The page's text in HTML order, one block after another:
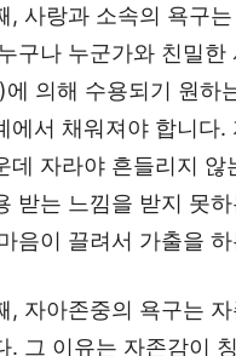
, 사랑과 소속의 욕구
구나 누군가와 친밀
에 의해 수용되기 원하
에서 채워져야 합니다
데 자라야 흔들리지
받는 느낌을 받지 못
음이 끌려서 가출을
, 자아존중의 욕구는
. 그 이유는 자존감이